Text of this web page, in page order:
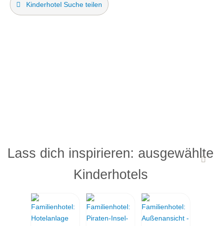
Kinderhotel Suche teilen
Lass dich inspirieren: ausgewählte
Kinderhotels